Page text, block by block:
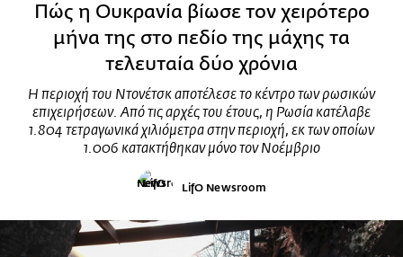
Πώς η Ουκρανία βίωσε τον χειρότερο
μήνα της στο πεδίο της μάχης τα
τελευταία δύο χρόνια
Η περιοχή του Ντονέτσκ αποτέλεσε το κέντρο των ρωσικών
επιχειρήσεων. Από τις αρχές του έτους, η Ρωσία κατέλαβε
1.804 τετραγωνικά χιλιόμετρα στην περιοχή, εκ των οποίων
1.006 κατακτήθηκαν μόνο τον Νοέμβριο
LifO Newsroom